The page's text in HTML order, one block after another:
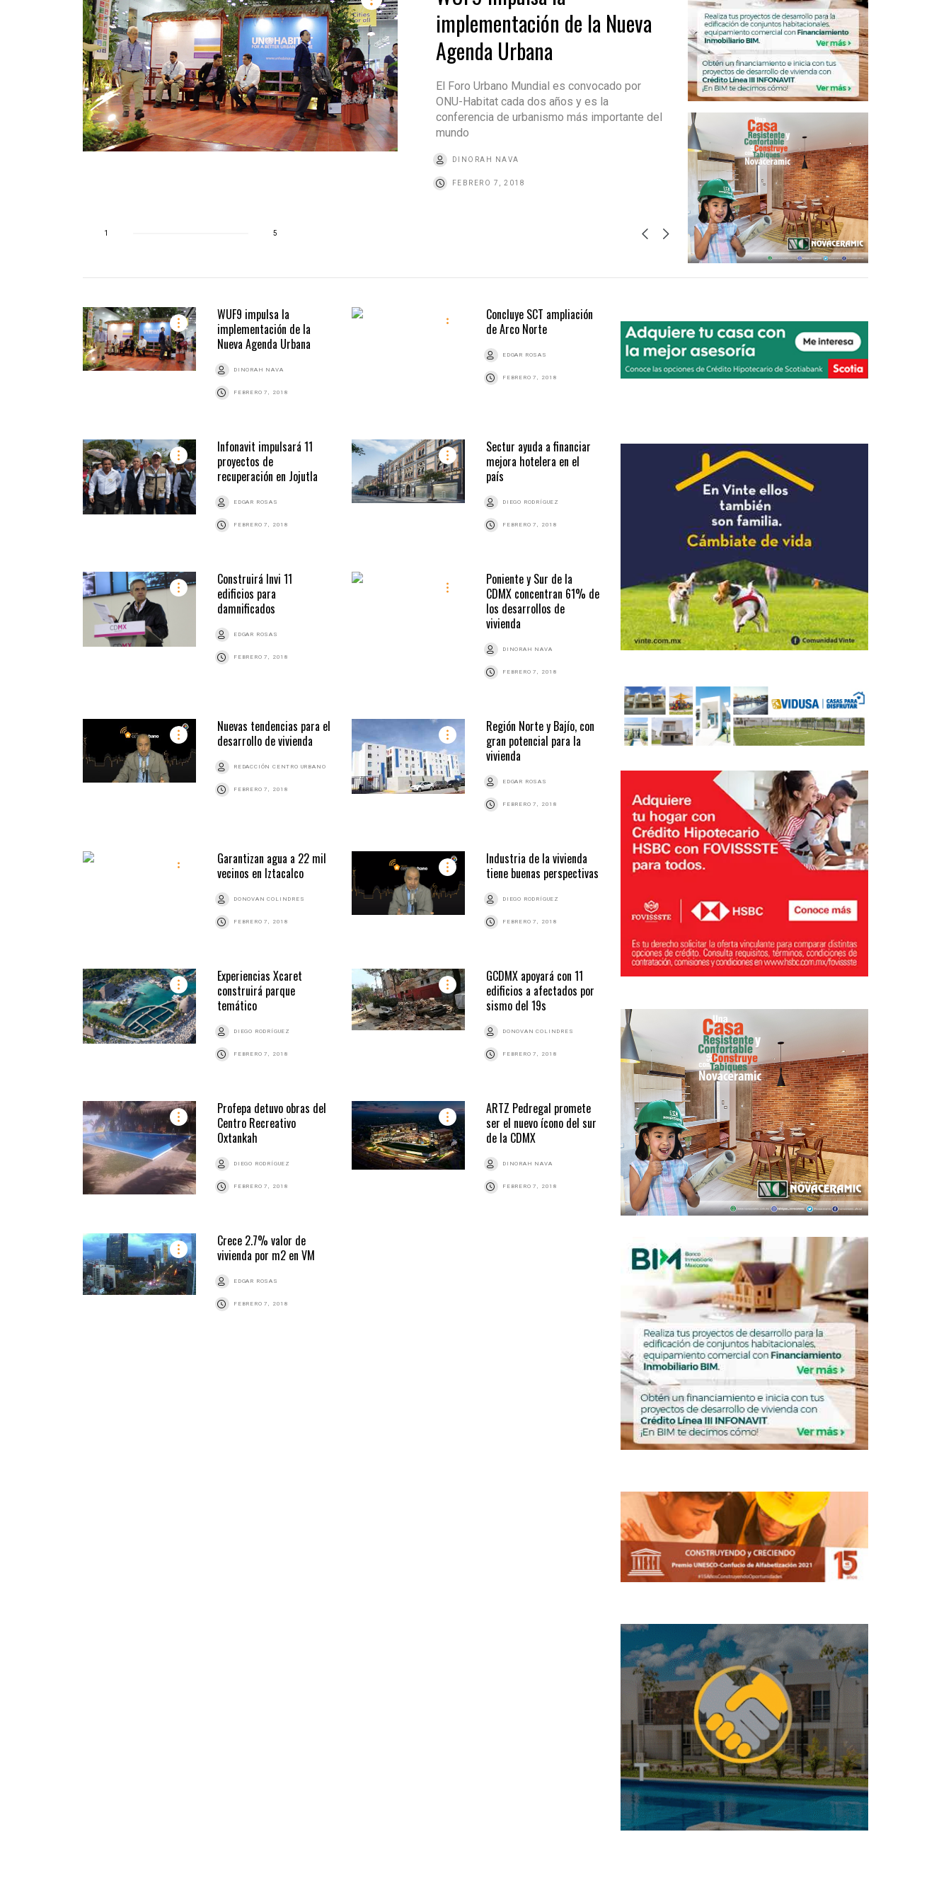
implementación de la Nueva
Agenda Urbana
El Foro Urbano Mundial es convocado por
ONU-Habitat cada dos años y es la
conferencia de urbanismo más importante del
mundo
DINORAH NAVA
FEBRERO 7, 2018
1 5
WUF9 impulsa la
implementación de la
Nueva Agenda Urbana
DINORAH NAVA
FEBRERO 7, 2018
Concluye SCT ampliación
de Arco Norte
EDGAR ROSAS
FEBRERO 7, 2018
Infonavit impulsará 11
proyectos de
recuperación en Jojutla
EDGAR ROSAS
FEBRERO 7, 2018
Sectur ayuda a financiar
mejora hotelera en el
país
DIEGO RODRÍGUEZ
FEBRERO 7, 2018
Construirá Invi 11
edificios para
damnificados
EDGAR ROSAS
FEBRERO 7, 2018
Poniente y Sur de la
CDMX concentran 61% de
los desarrollos de
vivienda
DINORAH NAVA
FEBRERO 7, 2018
Nuevas tendencias para el
desarrollo de vivienda
REDACCIÓN CENTRO URBANO
FEBRERO 7, 2018
Región Norte y Bajío, con
gran potencial para la
vivienda
EDGAR ROSAS
FEBRERO 7, 2018
Garantizan agua a 22 mil
vecinos en Iztacalco
DONOVAN COLINDRES
FEBRERO 7, 2018
Industria de la vivienda
tiene buenas perspectivas
DIEGO RODRÍGUEZ
FEBRERO 7, 2018
Experiencias Xcaret
construirá parque
temático
DIEGO RODRÍGUEZ
FEBRERO 7, 2018
GCDMX apoyará con 11
edificios a afectados por
sismo del 19s
DONOVAN COLINDRES
FEBRERO 7, 2018
Profepa detuvo obras del
Centro Recreativo
Oxtankah
DIEGO RODRÍGUEZ
FEBRERO 7, 2018
ARTZ Pedregal promete
ser el nuevo ícono del sur
de la CDMX
DINORAH NAVA
FEBRERO 7, 2018
Crece 2.7% valor de
vivienda por m2 en VM
EDGAR ROSAS
FEBRERO 7, 2018